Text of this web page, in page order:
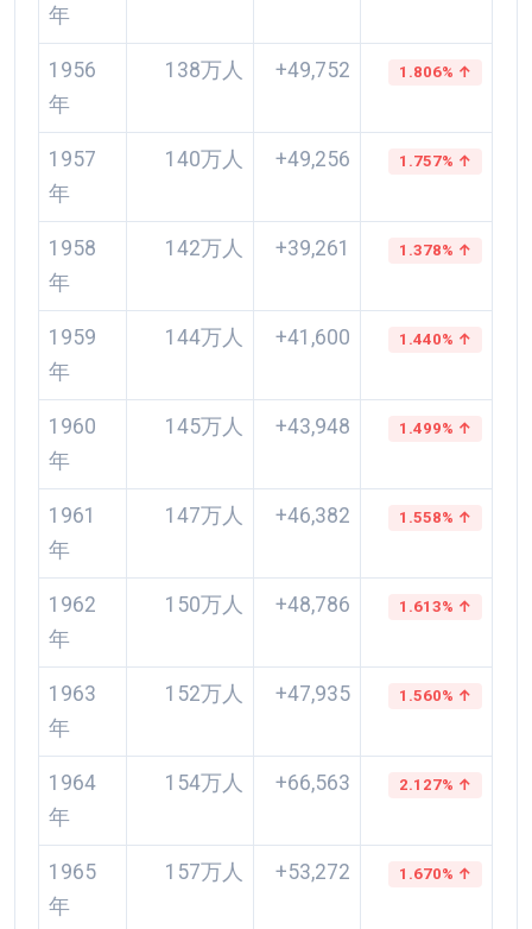
年
1956
年
138万人 +49,752 1.806% ↑
1957
年
140万人 +49,256 1.757% ↑
1958
年
142万人 +39,261 1.378% ↑
1959
年
144万人 +41,600 1.440% ↑
1960
年
145万人 +43,948 1.499% ↑
1961
年
147万人 +46,382 1.558% ↑
1962
年
150万人 +48,786 1.613% ↑
1963
年
152万人 +47,935 1.560% ↑
1964
年
154万人 +66,563 2.127% ↑
1965
年
157万人 +53,272 1.670% ↑